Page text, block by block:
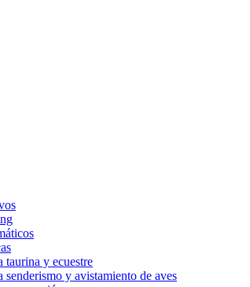
taurina y ecuestre
senderismo y avistamiento de aves